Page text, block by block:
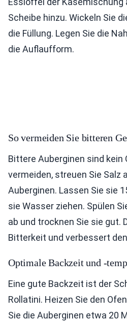
Scheibe hinzu. Wickeln Sie
die Füllung. Legen Sie die
die Auflaufform.
So vermeiden Sie bitteren
Bittere Auberginen sind kein
vermeiden, streuen Sie Salz
Auberginen. Lassen Sie sie
sie Wasser ziehen. Spülen
ab und trocknen Sie sie gut.
Bitterkeit und verbessert
Optimale Backzeit und -
Eine gute Backzeit ist der
Rollatini. Heizen Sie den
Sie die Auberginen etwa 20